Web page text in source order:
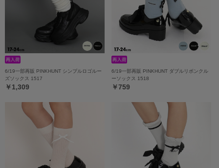
6/19一部再販 PINKHUNT シンプルロゴルー
ズソックス 1517
￥1,309
6/19一部再販 PINKHUNT ダブルリボンクル
ーソックス 1518
￥759